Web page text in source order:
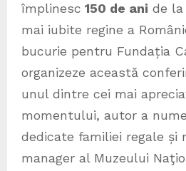
împlinesc 150 de ani de la
mai iubite regine a
bucurie pentru Fundația
organizeze această
unul dintre cei mai
momentului, autor a
dedicate familiei regale și
manager al Muzeului